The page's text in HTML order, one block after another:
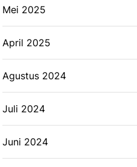
Mei 2025
April 2025
Agustus 2024
Juli 2024
Juni 2024